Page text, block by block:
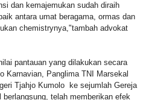
dan kemajemukan sudah diraih
antara umat beragama, ormas dan
chemistrynya,"tambah advokat
pantauan yang dilakukan secara
Karnavian, Panglima TNI Marsekal
Tjahjo Kumolo ke sejumlah Gereja
telah memberikan efek